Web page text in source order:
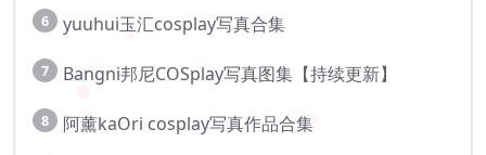
6 yuuhui玉汇cosplay写真合集
7 Bangni邦尼COSplay写真图集【持续更新】
8 阿薰kaOri cosplay写真作品合集